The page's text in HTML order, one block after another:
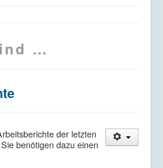
…
der letzten
benötigen dazu einen